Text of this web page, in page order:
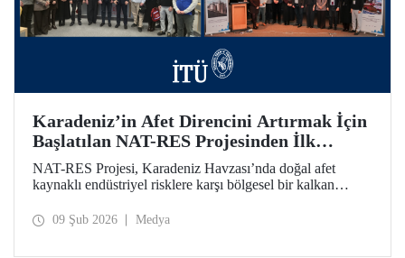
Karadeniz’in Afet Direncini Artırmak İçin
Başlatılan NAT-RES Projesinden İlk
Toplantı
NAT-RES Projesi, Karadeniz Havzası’nda doğal afet
kaynaklı endüstriyel risklere karşı bölgesel bir kalkan
Yunanistan ve Ukrayna’dan paydaş kurumların iş birliğiyle
09 Şub 2026 Medya